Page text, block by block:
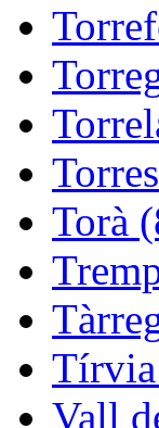
Torà
Vall